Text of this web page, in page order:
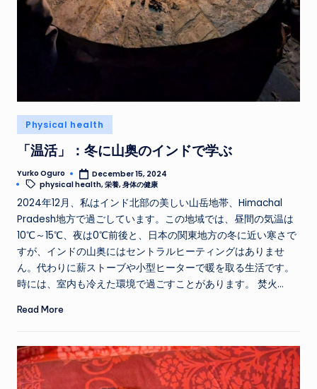
Posted
in
Physical health
「温活」：冬に山奥のインドで学ぶ
Posted
by
Yurko Oguro December 15, 2024
Tags:
physical health,栄養,身体の健康
2024年12月、私はインド北部の美しい山岳地帯、Himachal
Pradesh地方で過ごしています。この地域では、昼間の気温は
10℃～15℃、夜は0℃前後と、日本の関東地方の冬に近い寒さで
すが、インドの山奥にはセントラルヒーティングはありませ
ん。代わりに薪ストーブや小型ヒーターで暖を取る生活です。
時には、室内も冷えた環境で過ごすことがあります。 焚火…
Read More